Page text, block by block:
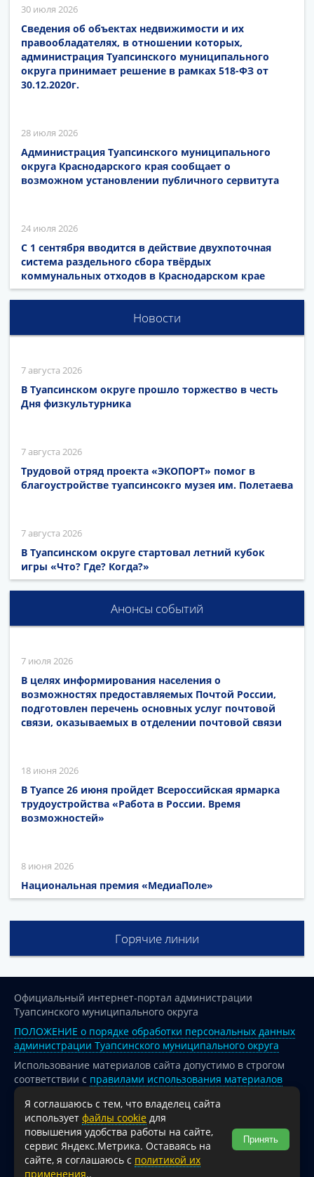
30 июля 2026
Сведения об объектах недвижимости и их
правообладателях, в отношении которых,
администрация Туапсинского муниципального
округа принимает решение в рамках 518-ФЗ от
30.12.2020г.
28 июля 2026
Администрация Туапсинского муниципального
округа Краснодарского края сообщает о
возможном установлении публичного сервитута
24 июля 2026
С 1 сентября вводится в действие двухпоточная
система раздельного сбора твёрдых
коммунальных отходов в Краснодарском крае
Новости
7 августа 2026
В Туапсинском округе прошло торжество в честь
Дня физкультурника
7 августа 2026
Трудовой отряд проекта «ЭКОПОРТ» помог в
благоустройстве туапсинсокго музея им. Полетаева
7 августа 2026
В Туапсинском округе стартовал летний кубок
игры «Что? Где? Когда?»
Анонсы событий
7 июля 2026
В целях информирования населения о
возможностях предоставляемых Почтой России,
подготовлен перечень основных услуг почтовой
связи, оказываемых в отделении почтовой связи
18 июня 2026
В Туапсе 26 июня пройдет Всероссийская ярмарка
трудоустройства «Работа в России. Время
возможностей»
8 июня 2026
Национальная премия «МедиаПоле»
Горячие линии
Официальный интернет-портал администрации
Туапсинского муниципального округа
ПОЛОЖЕНИЕ о порядке обработки персональных данных
администрации Туапсинского муниципального округа
Использование материалов сайта допустимо в строгом
соответствии с правилами использования материалов
опубликованных на сайте
При перепечатке и использовании информации ссылка
на источник обязательна.
Для сайтов и страниц сети Интернет обязательна
активная гиперссылка на официальный интернет-портал
Я соглашаюсь с тем, что владелец сайта
использует файлы cookie для
повышения удобства работы на сайте,
сервис Яндекс.Метрика. Оставаясь на
сайте, я соглашаюсь с политикой их
применения..
Принять